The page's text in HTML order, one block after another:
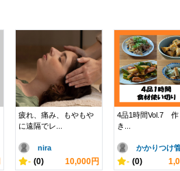
疲れ、痛み、もやもや
に遠隔でレ...
nira
- (0) 10,000円
4品1時間Vol.7 作
き...
かかりつけ
- (0)